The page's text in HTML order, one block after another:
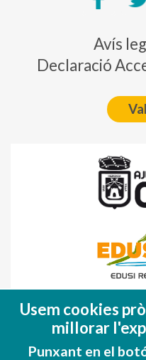
Avís
Declaració
(FEDER)
Una manera
Usem cookies
millorar
Punxant en el